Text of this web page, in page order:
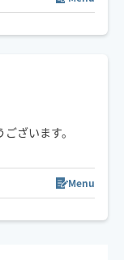
が思うよに動か
リラックスし
ざいます。
時間での募集に
Menu